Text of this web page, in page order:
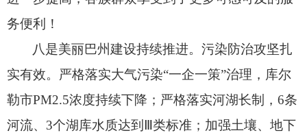
务便利！
八是美丽巴州建设持续推进。污染防治攻坚扎
实有效。 严格落实大气污染“一企一策”治理， 库尔
勒市PM2.5浓度持续下降； 严格落实河湖长制， 6条
河流、 3个湖库水质达到Ⅲ类标准； 加强土壤、 地下